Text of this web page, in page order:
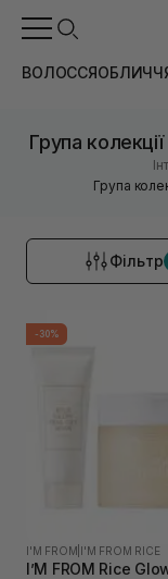
ВОЛОССЯ
Група
Група
Фільтр
-30%
I'M FROM I'M FROM RICE
I’M FROM Rice